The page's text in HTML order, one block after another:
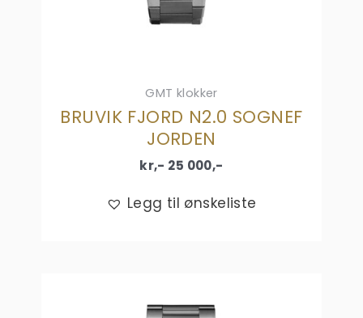
GMT klokker
BRUVIK FJORD N2.0 SOGNEF
JORDEN
kr,- 25 000,-
Legg til ønskeliste